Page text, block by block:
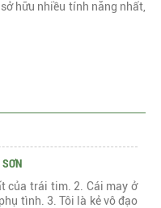
hữu nhiều tính năng nhất,
của trái tim. 2. Cái may ở
tình. 3. Tôi là kẻ vô đạo